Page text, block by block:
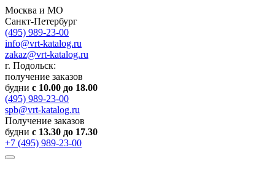
Москва и МО
Санкт-Петербург
(495) 989-23-00
info@vrt-katalog.ru
zakaz@vrt-katalog.ru
г. Подольск:
получение заказов
будни с 10.00 до 18.00
(495) 989-23-00
spb@vrt-katalog.ru
Получение заказов
будни с 13.30 до 17.30
+7 (495) 989-23-00